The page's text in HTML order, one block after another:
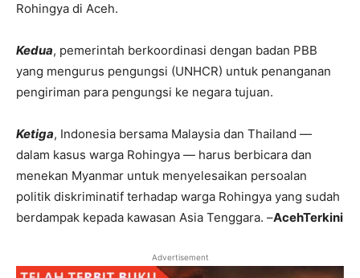
Rohingya di Aceh.
Kedua, pemerintah berkoordinasi dengan badan PBB
yang mengurus pengungsi (UNHCR) untuk penanganan
pengiriman para pengungsi ke negara tujuan.
Ketiga, Indonesia bersama Malaysia dan Thailand —
dalam kasus warga Rohingya — harus berbicara dan
menekan Myanmar untuk menyelesaikan persoalan
politik diskriminatif terhadap warga Rohingya yang sudah
berdampak kepada kawasan Asia Tenggara. –AcehTerkini
Advertisement